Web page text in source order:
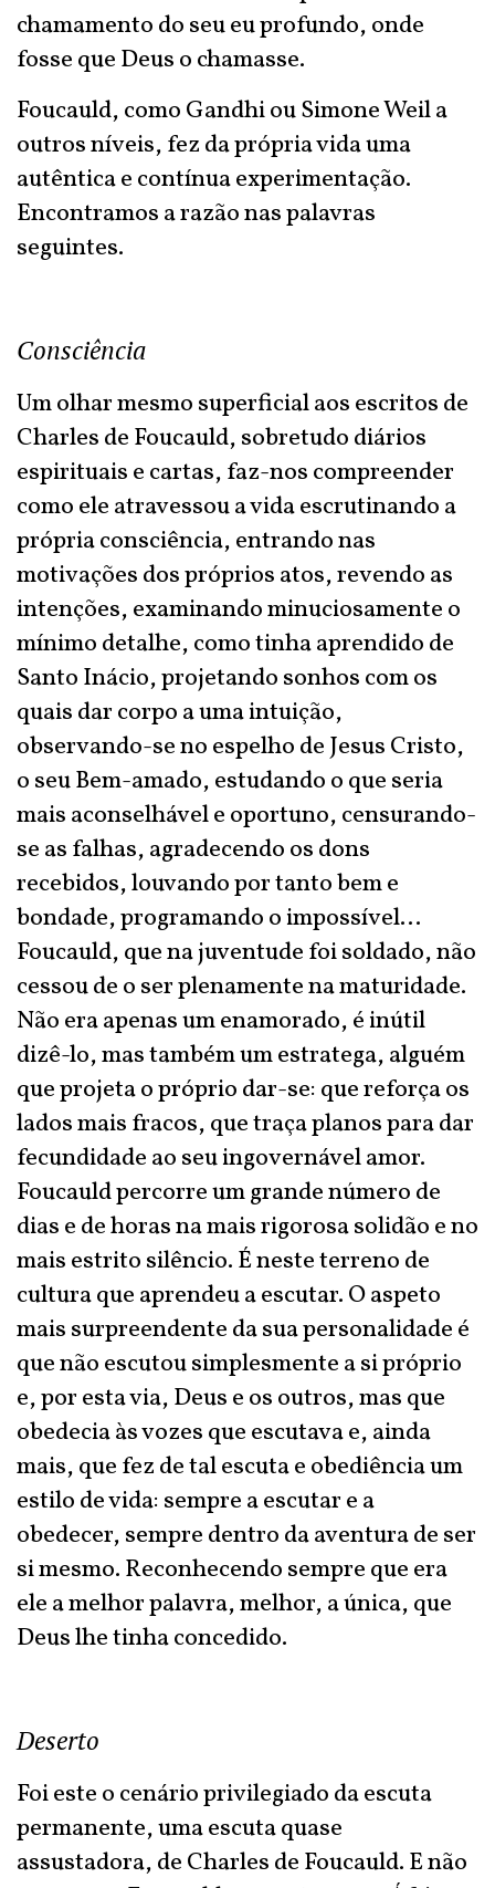
chamamento do seu eu profundo, onde
fosse que Deus o chamasse.
Foucauld, como Gandhi ou Simone Weil a
outros níveis, fez da própria vida uma
autêntica e contínua experimentação.
Encontramos a razão nas palavras
seguintes.
Consciência
Um olhar mesmo superficial aos escritos de
Charles de Foucauld, sobretudo diários
espirituais e cartas, faz-nos compreender
como ele atravessou a vida escrutinando a
própria consciência, entrando nas
motivações dos próprios atos, revendo as
intenções, examinando minuciosamente o
mínimo detalhe, como tinha aprendido de
Santo Inácio, projetando sonhos com os
quais dar corpo a uma intuição,
observando-se no espelho de Jesus Cristo,
o seu Bem-amado, estudando o que seria
mais aconselhável e oportuno, censurando-
se as falhas, agradecendo os dons
recebidos, louvando por tanto bem e
bondade, programando o impossível...
Foucauld, que na juventude foi soldado, não
cessou de o ser plenamente na maturidade.
Não era apenas um enamorado, é inútil
dizê-lo, mas também um estratega, alguém
que projeta o próprio dar-se: que reforça os
lados mais fracos, que traça planos para dar
fecundidade ao seu ingovernável amor.
Foucauld percorre um grande número de
dias e de horas na mais rigorosa solidão e no
mais estrito silêncio. É neste terreno de
cultura que aprendeu a escutar. O aspeto
mais surpreendente da sua personalidade é
que não escutou simplesmente a si próprio
e, por esta via, Deus e os outros, mas que
obedecia às vozes que escutava e, ainda
mais, que fez de tal escuta e obediência um
estilo de vida: sempre a escutar e a
obedecer, sempre dentro da aventura de ser
si mesmo. Reconhecendo sempre que era
ele a melhor palavra, melhor, a única, que
Deus lhe tinha concedido.
Deserto
Foi este o cenário privilegiado da escuta
permanente, uma escuta quase
assustadora, de Charles de Foucauld. E não